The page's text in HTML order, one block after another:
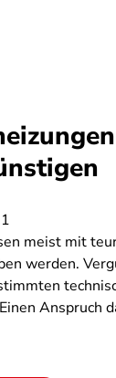
meist mit
werden.
Anspruch